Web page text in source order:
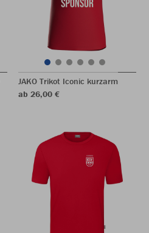
JAKO Trikot Iconic kurzarm
ab 26,00 €